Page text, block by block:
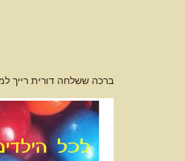
ברכה ששלחה דורית רייך